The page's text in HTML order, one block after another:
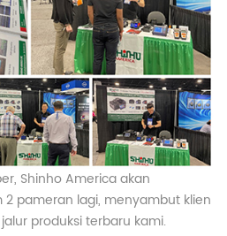
Shinho America akan
pameran lagi, menyambut klien
produksi terbaru kami.